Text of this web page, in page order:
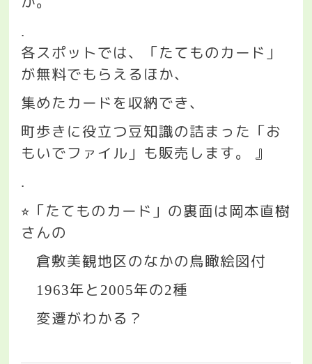
.
各スポットでは、「たてものカード」
が無料でもらえるほか、
集めたカードを収納でき、
町歩きに役立つ豆知識の詰まった「お
もいでファイル」も販売します。
』
.
⭐︎ 「たてものカード」の裏面は岡本直樹
さんの
倉敷美観地区のなかの鳥瞰絵図付
1963年と 2005年の2種
変遷がわかる？